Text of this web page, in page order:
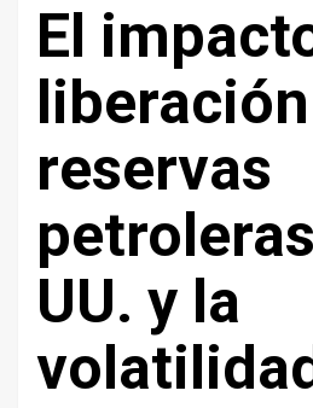
El
reservas
UU. y la